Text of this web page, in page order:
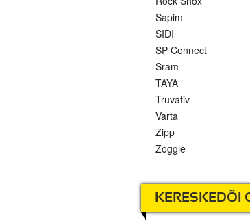
Sapim
SIDI
SP Connect
Sram
TAYA
Truvativ
Varta
Zipp
Zoggie
KERESKEDŐI